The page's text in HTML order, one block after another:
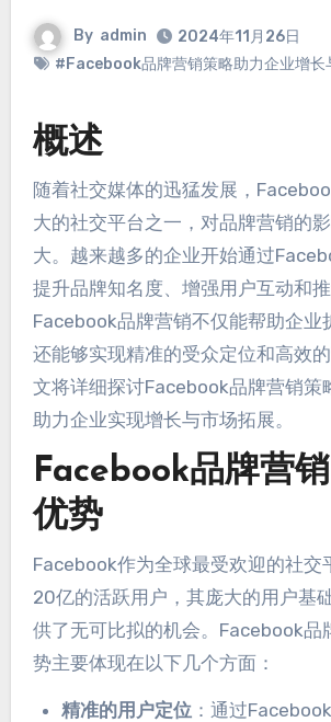
By admin
2024年11月26日
#Facebook品牌营销策略助力企业增长
概述
随着社交媒体的迅猛发展，Facebook已成为全球最
大的社交平台之一，对品牌营销的
大。越来越多的企业开始通过
提升品牌知名度、增强用户互动和推
Facebook品牌营销不仅能帮助企业
还能够实现精准的受众定位和高效
文将详细探讨Facebook品牌营销策
助力企业实现增长与市场拓展。
Facebook品牌营
优势
Facebook作为全球最受欢迎的社交
20亿的活跃用户，其庞大的用户基
供了无可比拟的机会。Facebook品
势主要体现在以下几个方面：
精准的用户定位：通过